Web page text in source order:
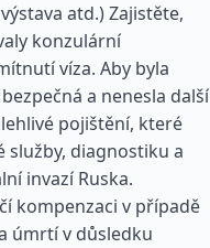
atd.) Zajistěte,
konzulární
víza. Aby byla
a nenesla další
pojištění, které
služby, diagnostiku a
invazí Ruska.
kompenzaci v případě
úmrtí v důsledku